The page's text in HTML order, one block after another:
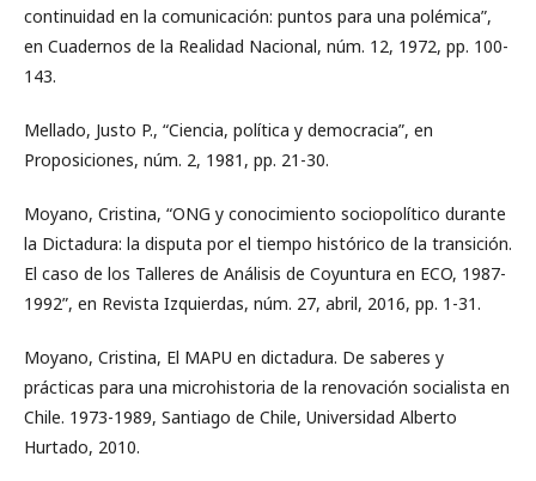
continuidad en la comunicación: puntos para una polémica”,
en Cuadernos de la Realidad Nacional, núm. 12, 1972, pp. 100-
143.
Mellado, Justo P., “Ciencia, política y democracia”, en
Proposiciones, núm. 2, 1981, pp. 21-30.
Moyano, Cristina, “ONG y conocimiento sociopolítico durante
la Dictadura: la disputa por el tiempo histórico de la transición.
El caso de los Talleres de Análisis de Coyuntura en ECO, 1987-
1992”, en Revista Izquierdas, núm. 27, abril, 2016, pp. 1-31.
Moyano, Cristina, El MAPU en dictadura. De saberes y
prácticas para una microhistoria de la renovación socialista en
Chile. 1973-1989, Santiago de Chile, Universidad Alberto
Hurtado, 2010.